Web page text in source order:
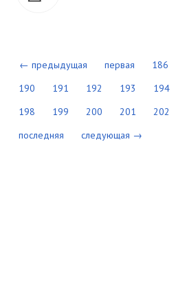
← предыдущая первая 186
190
191 192 193 194
198
199 200 201 202
последняя
следующая →